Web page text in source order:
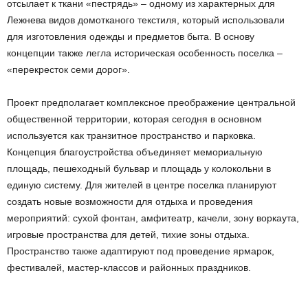
отсылает к ткани «пестрядь» – одному из характерных для
Лежнева видов домотканого текстиля, который использовали
для изготовления одежды и предметов быта. В основу
концепции также легла историческая особенность поселка –
«перекресток семи дорог».
Проект предполагает комплексное преображение центральной
общественной территории, которая сегодня в основном
используется как транзитное пространство и парковка.
Концепция благоустройства объединяет мемориальную
площадь, пешеходный бульвар и площадь у колокольни в
единую систему. Для жителей в центре поселка планируют
создать новые возможности для отдыха и проведения
мероприятий: сухой фонтан, амфитеатр, качели, зону воркаута,
игровые пространства для детей, тихие зоны отдыха.
Пространство также адаптируют под проведение ярмарок,
фестивалей, мастер-классов и районных праздников.